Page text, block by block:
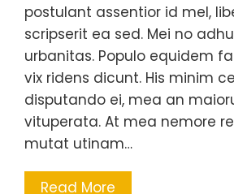
postulant assentior id mel,
scripserit ea sed. Mei no
urbanitas. Populo equidem
vix ridens dicunt. His minim
disputando ei, mea an
vituperata. At mea nemore
mutat utinam…
Read More